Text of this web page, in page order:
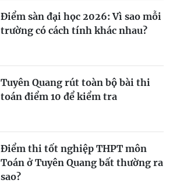
Điểm sàn đại học 2026: Vì sao mỗi
trường có cách tính khác nhau?
Tuyên Quang rút toàn bộ bài thi
toán điểm 10 để kiểm tra
Điểm thi tốt nghiệp THPT môn
Toán ở Tuyên Quang bất thường ra
sao?